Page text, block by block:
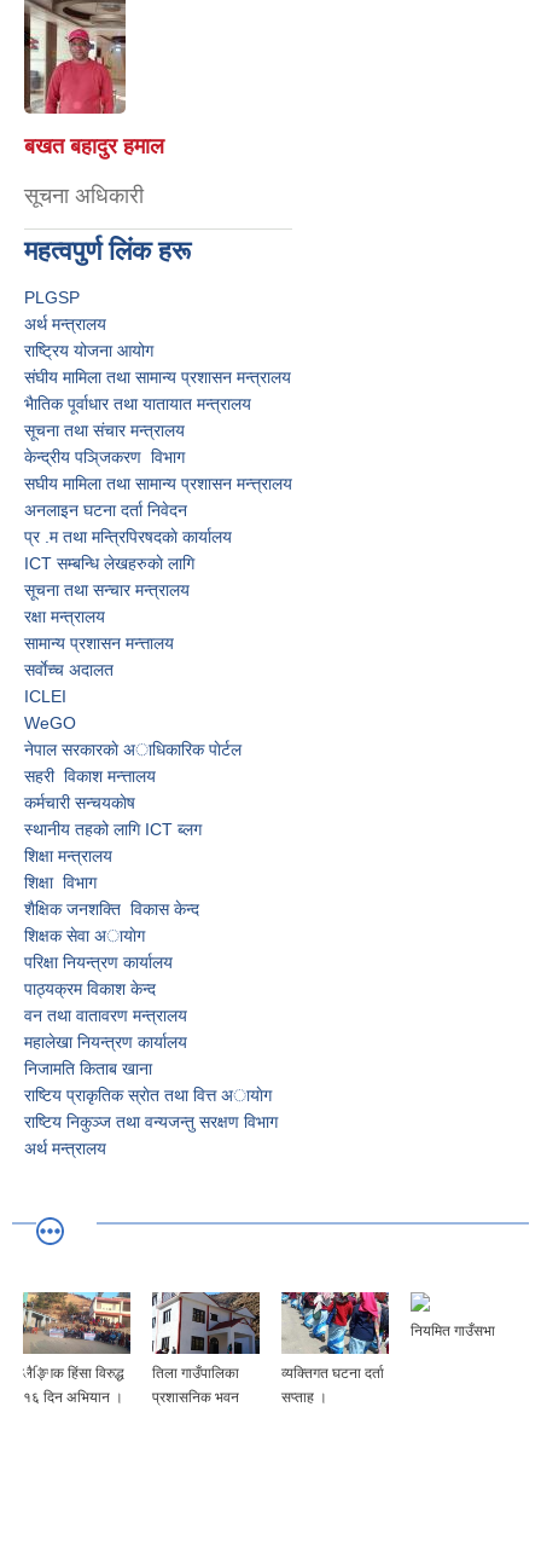
बखत बहादुर हमाल
सूचना अधिकारी
महत्वपुर्ण लिंक हरू
PLGSP
अर्थ मन्त्रालय
राष्ट्रिय योजना आयोग
संघीय मामिला तथा सामान्य प्रशासन मन्त्रालय
भैातिक पूर्वाधार तथा यातायात मन्त्रालय
सूचना तथा संचार मन्त्रालय
केन्द्रीय पञि्जकरण विभाग
स‌घीय मामिला तथा सामान्य प्रशासन मन्त्त्रालय
अनलाइन घटना दर्ता निवेदन
प्र‍ .म तथा मन्त्रिपिरषदकाे कार्यालय
ICT सम्बन्धि लेखहरुकाे लागि
सूचना तथा सन्चार मन्त्रालय
रक्षा मन्त्रालय
सामान्य प्रशासन मन्त्तालय
सर्वाेच्च अदालत
ICLEI
WeGO
नेपाल सरकारकाे अाधिकारिक पाेर्टल
सहरी विकाश मन्त्तालय
कर्मचारी सन्चयकाेष
स्थानीय तहको लागि ICT ब्लग
शिक्षा मन्त्रालय
शिक्षा विभाग
शैक्षिक जनशक्ति विकास केन्द
शिक्षक सेवा अायाेग
परिक्षा नियन्त्रण कार्यालय
पाठ्यक्रम विकाश केन्द
वन तथा वातावरण मन्त्रालय
महालेखा नियन्त्रण कार्यालय
निजामति किताब खाना
राष्टिय प्राकृतिक स्राेत तथा वित्त अायाेग
राष्टिय निकुञ्ज तथा वन्यजन्तु स‌रक्षण विभाग
अर्थ मन्त्रालय
लैङ्गिक हिंसा विरुद्ध
१६ दिन अभियान ।
तिला गाउँपालिका
प्रशासनिक भवन
व्यक्तिगत घटना दर्ता
सप्ताह ।
नियमित गाउँसभा